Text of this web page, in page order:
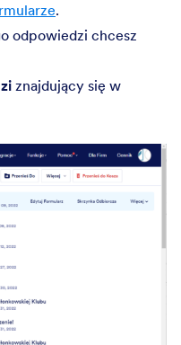
.
odpowiedzi chcesz
znajdujący się w